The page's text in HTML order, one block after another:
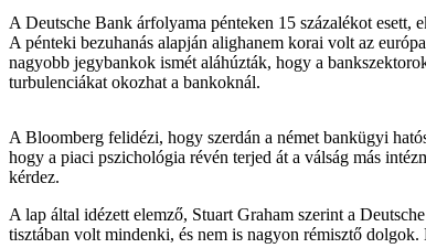
A Deutsche Bank árfolyama pénteken 15 százalékot esett,
A pénteki bezuhanás alapján alighanem korai volt az
nagyobb jegybankok ismét aláhúzták, hogy a
turbulenciákat okozhat a bankoknál.
A Bloomberg felidézi, hogy szerdán a német bankügyi
hogy a piaci pszichológia révén terjed át a válság más
kérdez.
A lap által idézett elemző, Stuart Graham szerint a
tisztában volt mindenki, és nem is nagyon rémisztő dolgok.